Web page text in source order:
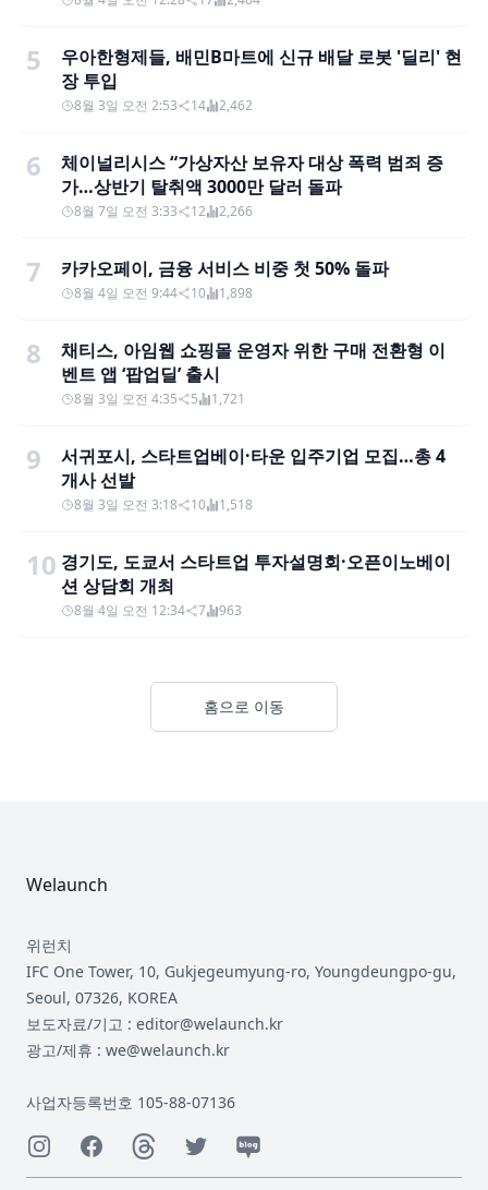
5
우아한형제들, 배민B마트에 신규 배달 로봇 '딜리' 현
장 투입
8월 3일 오전 2:53 14 2,462
6
체이널리시스 “가상자산 보유자 대상 폭력 범죄 증
가…상반기 탈취액 3000만 달러 돌파
8월 7일 오전 3:33 12 2,266
7 카카오페이, 금융 서비스 비중 첫 50% 돌파
8월 4일 오전 9:44 10 1,898
8
채티스, 아임웹 쇼핑몰 운영자 위한 구매 전환형 이
벤트 앱 ‘팝업딜’ 출시
8월 3일 오전 4:35 5 1,721
9
서귀포시, 스타트업베이·타운 입주기업 모집…총 4
개사 선발
8월 3일 오전 3:18 10 1,518
10 경기도, 도쿄서 스타트업 투자설명회·오픈이노베이
션 상담회 개최
8월 4일 오전 12:34 7 963
홈으로 이동
Welaunch
위런치
IFC One Tower, 10, Gukjegeumyung-ro, Youngdeungpo-gu,
Seoul, 07326, KOREA
보도자료/기고 : editor@welaunch.kr
광고/제휴 : we@welaunch.kr
사업자등록번호 105-88-07136
InstagramFacebookThreadsTwitterNaver